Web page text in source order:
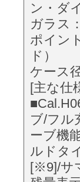
ン・ダ
ガラス
ポイン
ド）
ケース
[主な仕
ブ/フル
ーブ機
ルドタ
[※9]/サ